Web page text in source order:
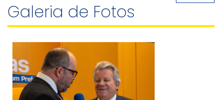
Galeria de Fotos